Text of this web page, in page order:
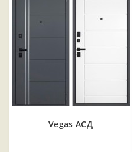
Vegas АСД